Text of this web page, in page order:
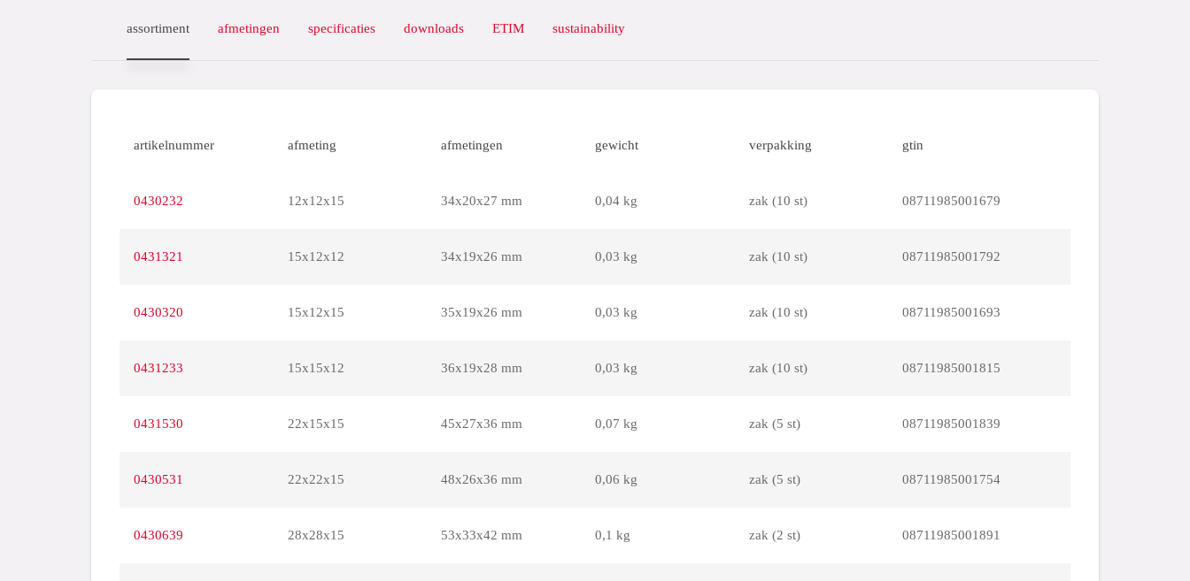
assortiment afmetingen specificaties downloads ETIM sustainability
artikelnummer afmeting afmetingen gewicht verpakking gtin
0430232 12x12x15 34x20x27 mm 0,04 kg zak (10 st) 08711985001679
0431321 15x12x12 34x19x26 mm 0,03 kg zak (10 st) 08711985001792
0430320 15x12x15 35x19x26 mm 0,03 kg zak (10 st) 08711985001693
0431233 15x15x12 36x19x28 mm 0,03 kg zak (10 st) 08711985001815
0431530 22x15x15 45x27x36 mm 0,07 kg zak (5 st) 08711985001839
0430531 22x22x15 48x26x36 mm 0,06 kg zak (5 st) 08711985001754
0430639 28x28x15 53x33x42 mm 0,1 kg zak (2 st) 08711985001891